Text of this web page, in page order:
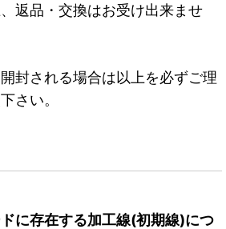
返品・交換はお受け出来ませ
封される場合は以上を必ずご理
さい。
ドに存在する加工線(初期線)につ